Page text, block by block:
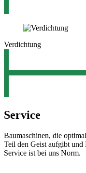
Verdichtung
Service
Baumaschinen, die
Teil den Geist aufgibt
Service ist bei uns Norm.